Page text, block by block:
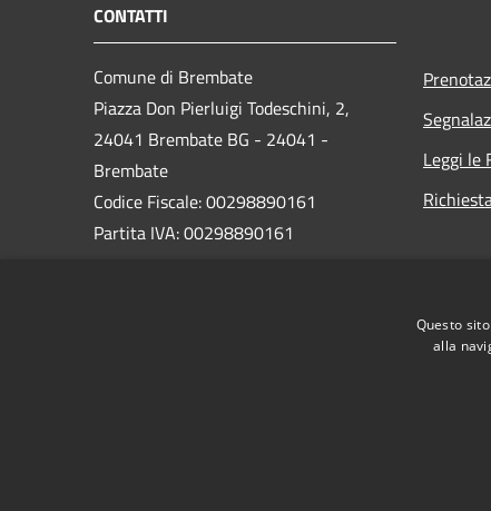
CONTATTI
Comune di Brembate
Piazza Don Pierluigi Todeschini, 2,
24041 Brembate BG - 24041 -
Brembate
Codice Fiscale: 00298890161
Partita IVA: 00298890161
Leggi le
Questo
alla